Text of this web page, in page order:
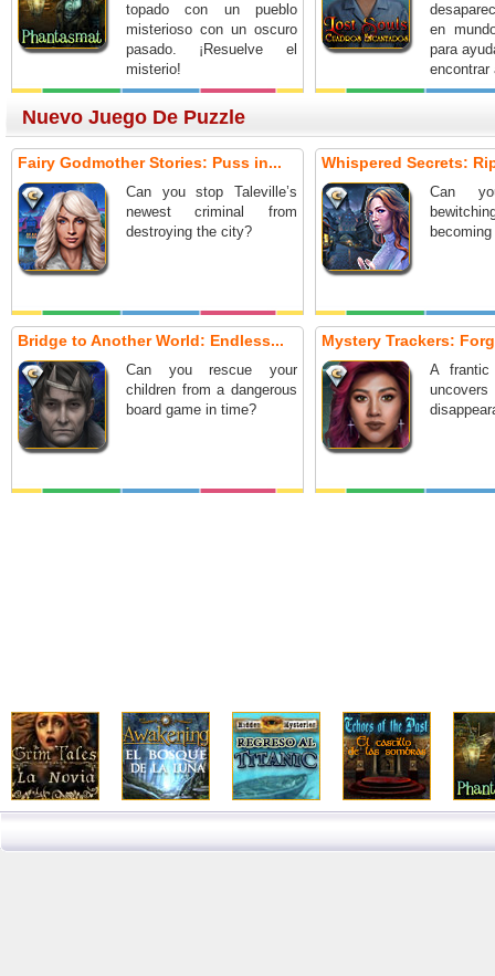
topado con un pueblo
misterioso con un oscuro
pasado. ¡Resuelve el
misterio!
en
para
encontrar
Nuevo Juego De Puzzle
Fairy Godmother Stories: Puss in...
Can you stop Taleville’s
newest criminal from
destroying the city?
Whispered Secrets:
Can
Bridge to Another World: Endless...
Can you rescue your
children from a dangerous
board game in time?
Mystery Trackers:
A frantic